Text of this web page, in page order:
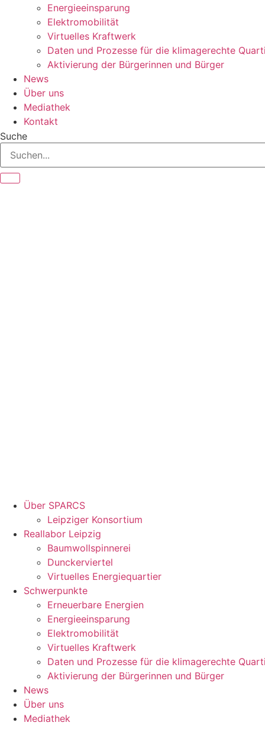
Energieeinsparung
Elektromobilität
Virtuelles Kraftwerk
Daten und Prozesse für die klimagerechte
Aktivierung der Bürgerinnen und Bürger
News
Über uns
Mediathek
Kontakt
Suche
Über SPARCS
Leipziger Konsortium
Reallabor Leipzig
Baumwollspinnerei
Dunckerviertel
Virtuelles Energiequartier
Schwerpunkte
Erneuerbare Energien
Energieeinsparung
Elektromobilität
Virtuelles Kraftwerk
Daten und Prozesse für die klimagerechte
Aktivierung der Bürgerinnen und Bürger
News
Über uns
Mediathek